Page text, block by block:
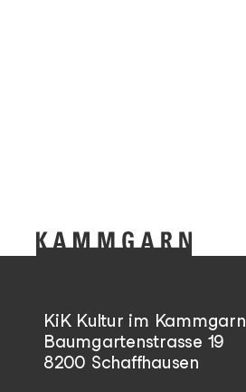
KiK Kultur im Kammgarn
Baumgartenstrasse 19
8200 Schaffhausen